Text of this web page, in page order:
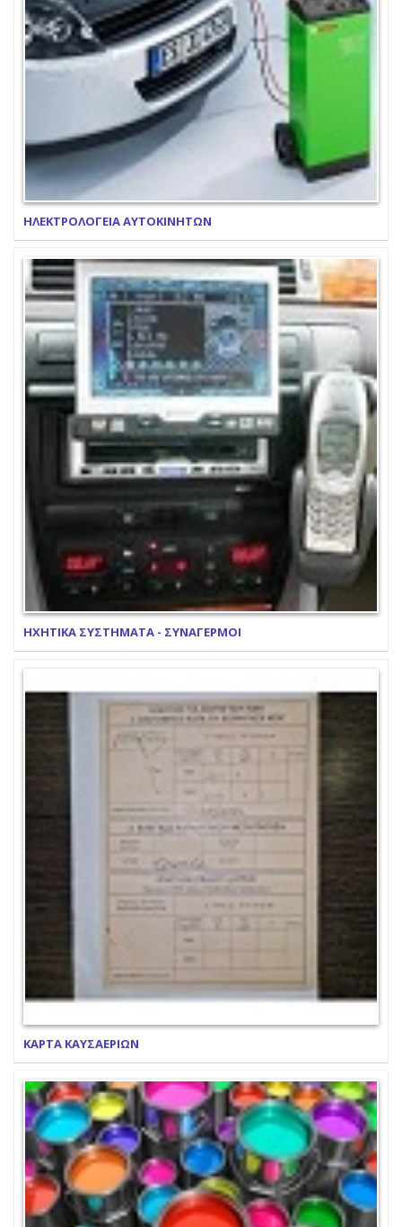
ΗΛΕΚΤΡΟΛΟΓΕΙΑ ΑΥΤΟΚΙΝΗΤΩΝ
ΗΧΗΤΙΚΑ ΣΥΣΤΗΜΑΤΑ - ΣΥΝΑΓΕΡΜΟΙ
ΚΑΡΤΑ ΚΑΥΣΑΕΡΙΩΝ